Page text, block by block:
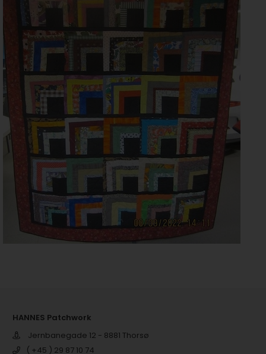
HANNES Patchwork
Jernbanegade 12 - 8881 Thorsø
( +45 ) 29 87 10 74